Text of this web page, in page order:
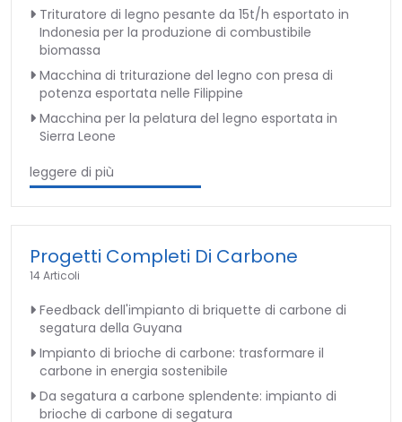
Trituratore di legno pesante da 15t/h esportato in
Indonesia per la produzione di combustibile
biomassa
Macchina di triturazione del legno con presa di
potenza esportata nelle Filippine
Macchina per la pelatura del legno esportata in
Sierra Leone
leggere di più
Progetti Completi Di Carbone
14 Articoli
Feedback dell'impianto di briquette di carbone di
segatura della Guyana
Impianto di brioche di carbone: trasformare il
carbone in energia sostenibile
Da segatura a carbone splendente: impianto di
brioche di carbone di segatura